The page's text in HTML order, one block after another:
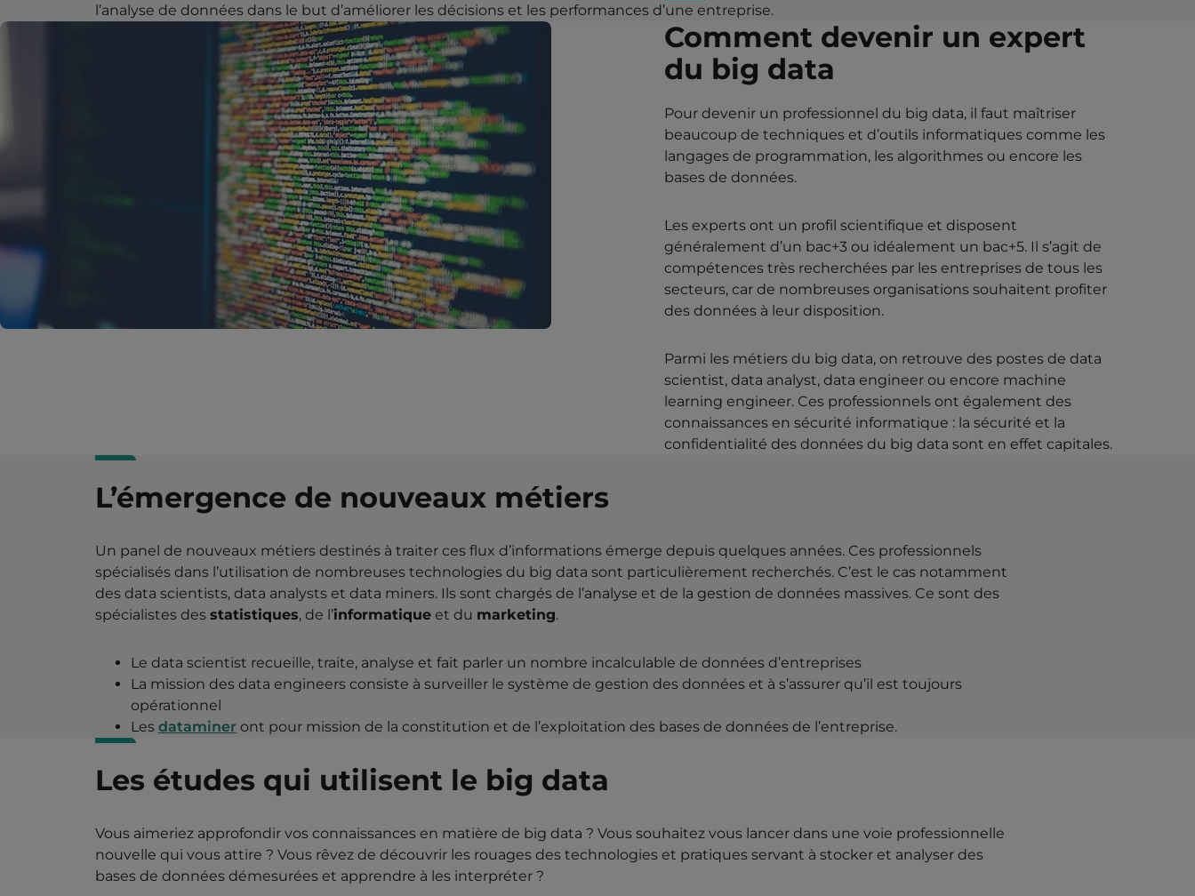
l’analyse de données dans le but d’améliorer les décisions et les performances d’une entreprise.
Comment devenir un expert
du big data
Pour devenir un professionnel du big data, il faut maîtriser
beaucoup de techniques et d’outils informatiques comme les
langages de programmation, les algorithmes ou encore les
bases de données.
Les experts ont un profil scientifique et disposent
généralement d’un bac+3 ou idéalement un bac+5. Il s’agit de
compétences très recherchées par les entreprises de tous les
secteurs, car de nombreuses organisations souhaitent profiter
des données à leur disposition.
Parmi les métiers du big data, on retrouve des postes de data
scientist, data analyst, data engineer ou encore machine
learning engineer. Ces professionnels ont également des
connaissances en sécurité informatique : la sécurité et la
confidentialité des données du big data sont en effet capitales.
L’émergence de nouveaux métiers
Un panel de nouveaux métiers destinés à traiter ces flux d’informations émerge depuis quelques années. Ces professionnels
spécialisés dans l’utilisation de nombreuses technologies du big data sont particulièrement recherchés. C’est le cas notamment
des data scientists, data analysts et data miners. Ils sont chargés de l’analyse et de la gestion de données massives. Ce sont des
spécialistes des statistiques, de l’informatiqueet du marketing.
Le data scientist recueille, traite, analyse et fait parler un nombre incalculable de données d’entreprises
La mission des data engineers consiste à surveiller le système de gestion des données et à s’assurer qu’il est toujours
opérationnel
Les datamineront pour mission de la constitution et de l’exploitation des bases de données de l’entreprise.
Les études qui utilisent le big data
Vous aimeriez approfondir vos connaissances en matière de big data ? Vous souhaitez vous lancer dans une voie professionnelle
nouvelle qui vous attire ? Vous rêvez de découvrir les rouages des technologies et pratiques servant à stocker et analyser des
bases de données démesurées et apprendre à les interpréter ?